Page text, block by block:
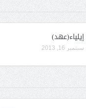
إيلياء(عهد)
سبتمبر 16, 2013